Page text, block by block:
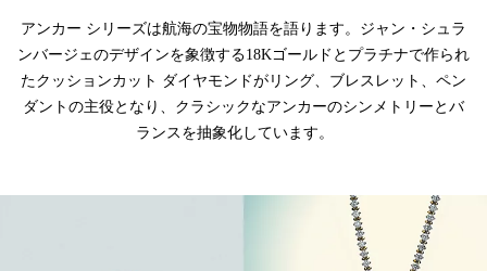
アンカー シリーズは航海の宝物物語を語ります。ジャン・シュラ
ンバージェのデザインを象徴する18Kゴールドとプラチナで作られ
たクッションカット ダイヤモンドがリング、ブレスレット、ペン
ダントの主役となり、クラシックなアンカーのシンメトリーとバ
ランスを抽象化しています。